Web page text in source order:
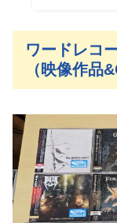
ワードレコ
（映像作品